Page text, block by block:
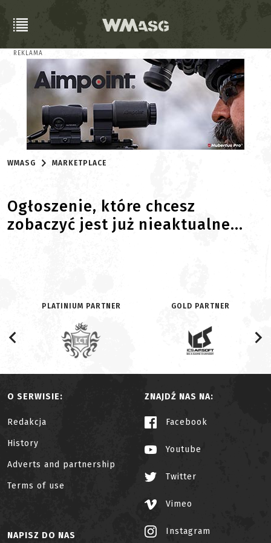
REKLAMA
WMASG MARKETPLACE
Ogłoszenie, które chcesz
zobaczyć jest już nieaktualne...
PLATINIUM PARTNER GOLD PARTNER
O SERWISIE:
Redakcja
History
Adverts and partnership
Terms of use
ZNAJDŹ NAS NA:
Facebook
Youtube
Twitter
Vimeo
Instagram
NAPISZ DO NAS